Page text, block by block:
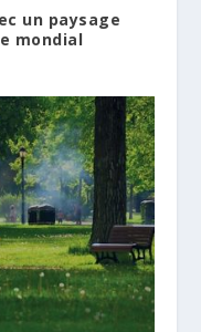
un paysage
mondial